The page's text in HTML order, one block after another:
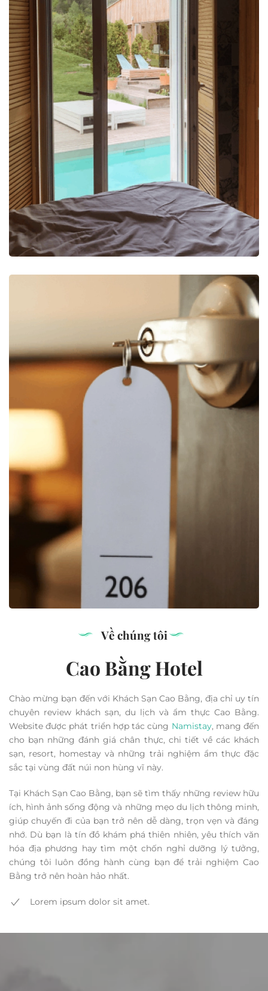
Về chúng tôi
Cao Bằng Hotel
Chào mừng bạn đến với Khách Sạn Cao Bằng, địa chỉ uy tín
chuyên review khách sạn, du lịch và ẩm thực Cao Bằng.
Website được phát triển hợp tác cùng Namistay, mang đến
cho bạn những đánh giá chân thực, chi tiết về các khách
sạn, resort, homestay và những trải nghiệm ẩm thực đặc
sắc tại vùng đất núi non hùng vĩ này.
Tại Khách Sạn Cao Bằng, bạn sẽ tìm thấy những review hữu
ích, hình ảnh sống động và những mẹo du lịch thông minh,
giúp chuyến đi của bạn trở nên dễ dàng, trọn vẹn và đáng
nhớ. Dù bạn là tín đồ khám phá thiên nhiên, yêu thích văn
hóa địa phương hay tìm một chốn nghỉ dưỡng lý tưởng,
chúng tôi luôn đồng hành cùng bạn để trải nghiệm Cao
Bằng trở nên hoàn hảo nhất.
Lorem ipsum dolor sit amet.